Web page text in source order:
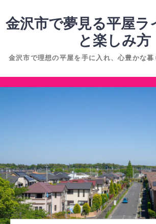
ン
へ
ス
金沢市で夢見る平屋ラ
と楽しみ方
金沢市で理想の平屋を手に入れ、心豊かな暮
コ
ス
キ
ッ
プ